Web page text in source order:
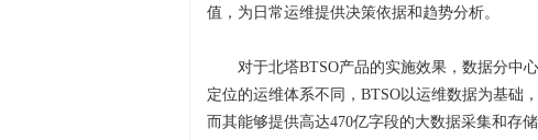
值，为日常运维提供决策依据和趋势分析。
对于北塔BTSO产品的实施效果，数据分中
定位的运维体系不同，BTSO以运维数据为基础
而其能够提供高达470亿字段的大数据采集和存